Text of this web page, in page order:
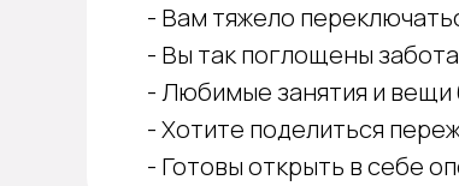
- Вам тяжело
- Вы так поглощены
- Любимые занятия и вещи
- Хотите поделиться
- Готовы открыть в себе